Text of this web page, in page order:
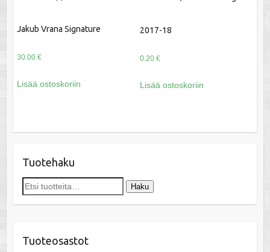
Jakub Vrana Signature
30.00 €
Lisää ostoskoriin
2017-18
0.20 €
Lisää ostoskoriin
Tuotehaku
Etsi: Haku
Tuoteosastot